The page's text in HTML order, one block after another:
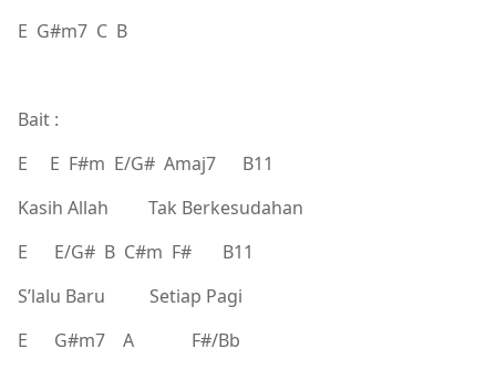
E G#m7 C B
Bait :
E E F#m E/G# Amaj7 B11
Kasih Allah Tak Berkesudahan
E E/G# B C#m F# B11
S’lalu Baru Setiap Pagi
E G#m7 A F#/Bb